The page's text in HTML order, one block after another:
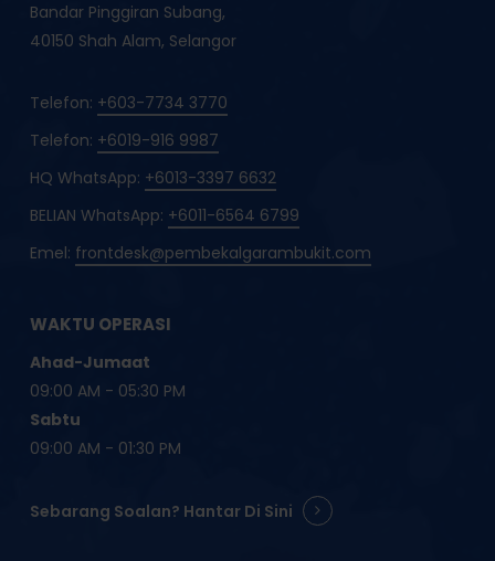
Bandar Pinggiran Subang,
40150 Shah Alam, Selangor
Telefon: +603-7734 3770
Telefon: +6019-916 9987
HQ WhatsApp: +6013-3397 6632
BELIAN WhatsApp: +6011-6564 6799
Emel: frontdesk@pembekalgarambukit.com
WAKTU OPERASI
Ahad-Jumaat
09:00 AM - 05:30 PM
Sabtu
09:00 AM - 01:30 PM
Sebarang Soalan? Hantar Di Sini